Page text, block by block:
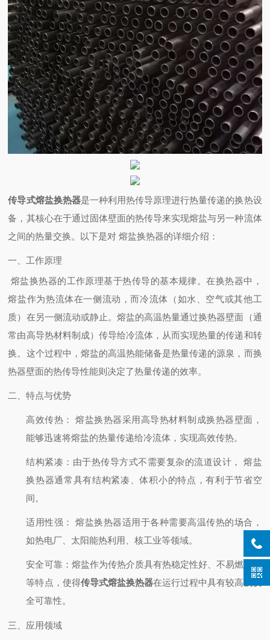
传导式熔盐换热器是一种利用热传导原理进行热量传递的换热设
备，其核心在于通过固体壁面的热传导来实现熔盐与另一种流体
之间的热量交换。以下是对 熔盐换热器的详细介绍：
一、工作原理
熔盐换热器的工作原理基于热传导的基本规律。在换热器中，
熔盐作为热流体在一侧流动，而冷流体（如水、空气或其他工
质）在另一侧流动或静止。熔盐的高温热量通过换热器壁面（通
常由高导热材料制成）传导给冷流体，从而实现热量的传递和转
换。这个过程中，熔盐的高温热能储备是热量传递的源泉，而换
热器壁面的热传导性能则决定了热量传递的效率。
二、特点与优势
高效传热 ： 熔盐换热器采用高导热材料制成换热器壁面，
能够迅速将熔盐的热量传递给冷流体，实现高效传热。
结构紧凑 ：由于热传导方式不需要复杂的流道设计， 熔盐
换热器通常具有结构紧凑、体积小的特点，有利于节省空
间。
适用性强 ： 熔盐换热器适用于各种需要高温传热的场合，
如热电厂、太阳能热利用、核工业等领域。
安全可靠：熔盐作为传热介质具有热稳定性好、不易燃易爆
等特点，使得传导式熔盐换热器在运行过程中具有较高的安
全可靠性。
三、应用领域